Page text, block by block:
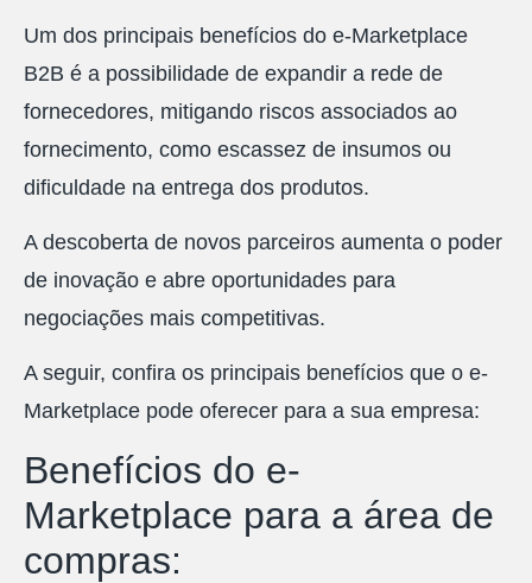
Um dos principais benefícios do e-Marketplace
B2B é a possibilidade de expandir a rede de
fornecedores, mitigando riscos associados ao
fornecimento, como escassez de insumos ou
dificuldade na entrega dos produtos.
A descoberta de novos parceiros aumenta o poder
de inovação e abre oportunidades para
negociações mais competitivas.
A seguir, confira os principais benefícios que o e-
Marketplace pode oferecer para a sua empresa:
Benefícios do e-
Marketplace para a área de
compras: